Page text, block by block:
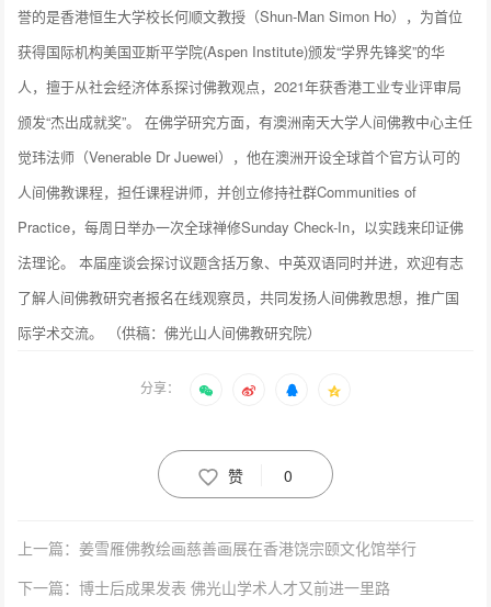
誉的是香港恒生大学校长何顺文教授（Shun-Man Simon Ho），为首位
获得国际机构美国亚斯平学院(Aspen Institute)颁发“学界先锋奖”的华
人，擅于从社会经济体系探讨佛教观点，2021年获香港工业专业评审局
颁发“杰出成就奖”。 在佛学研究方面，有澳洲南天大学人间佛教中心主任
觉玮法师（Venerable Dr Juewei），他在澳洲开设全球首个官方认可的
人间佛教课程，担任课程讲师，并创立修持社群Communities of
Practice，每周日举办一次全球禅修Sunday Check-In，以实践来印证佛
法理论。 本届座谈会探讨议题含括万象、中英双语同时并进，欢迎有志
了解人间佛教研究者报名在线观察员，共同发扬人间佛教思想，推广国
际学术交流。 （供稿：佛光山人间佛教研究院）
分享：
赞 0
上一篇：姜雪雁佛教绘画慈善画展在香港饶宗颐文化馆举行
下一篇：博士后成果发表 佛光山学术人才又前进一里路